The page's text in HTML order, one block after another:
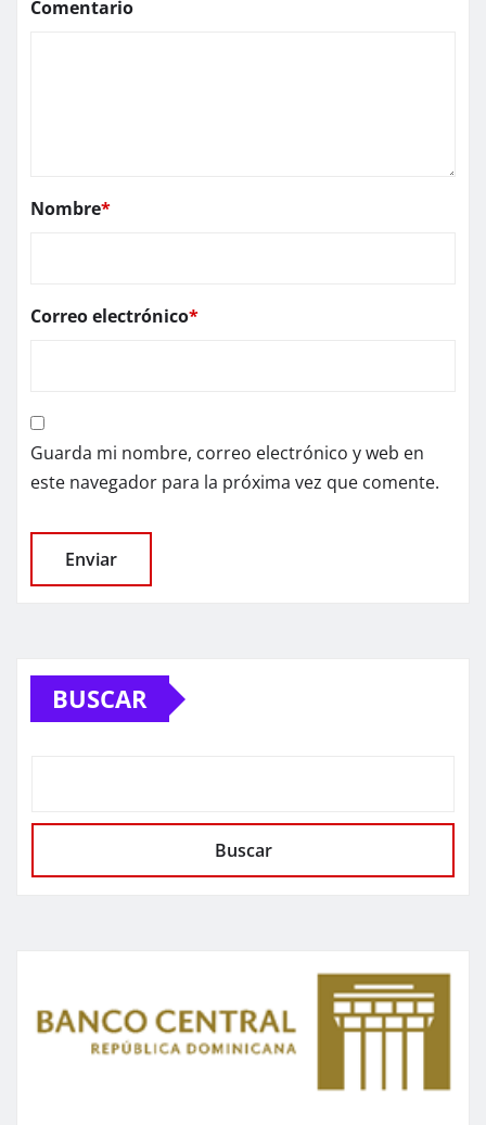
Comentario
Nombre*
Correo electrónico*
Guarda mi nombre, correo electrónico y web en
este navegador para la próxima vez que comente.
BUSCAR
Buscar